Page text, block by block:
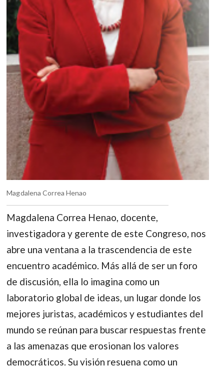
Magdalena Correa Henao
Magdalena Correa Henao, docente,
investigadora y gerente de este Congreso, nos
abre una ventana a la trascendencia de este
encuentro académico. Más allá de ser un foro
de discusión, ella lo imagina como un
laboratorio global de ideas, un lugar donde los
mejores juristas, académicos y estudiantes del
mundo se reúnan para buscar respuestas frente
a las amenazas que erosionan los valores
democráticos. Su visión resuena como un